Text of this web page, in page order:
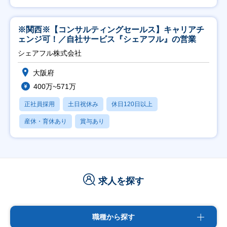
※関西※【コンサルティングセールス】キャリアチ
ェンジ可！／自社サービス『シェアフル』の営業
シェアフル株式会社
大阪府
400万~571万
正社員採用 土日祝休み 休日120日以上
産休・育休あり 賞与あり
求人を探す
職種から探す